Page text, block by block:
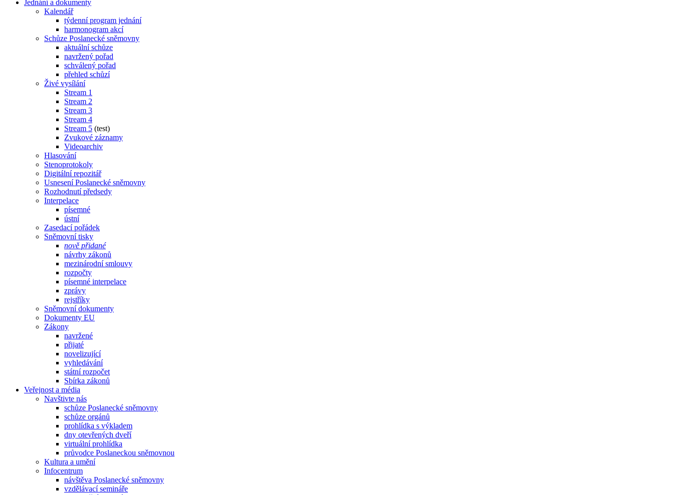
Jednání a dokumenty
Kalendář
týdenní program jednání
harmonogram akcí
Schůze Poslanecké sněmovny
aktuální schůze
navržený pořad
schválený pořad
přehled schůzí
Živé vysílání
Stream 1
Stream 2
Stream 3
Stream 4
Stream 5 (test)
Zvukové záznamy
Videoarchiv
Hlasování
Stenoprotokoly
Digitální repozitář
Usnesení Poslanecké sněmovny
Rozhodnutí předsedy
Interpelace
písemné
ústní
Zasedací pořádek
Sněmovní tisky
nově přidané
návrhy zákonů
mezinárodní smlouvy
rozpočty
písemné interpelace
zprávy
rejstříky
Sněmovní dokumenty
Dokumenty EU
Zákony
navržené
přijaté
novelizující
vyhledávání
státní rozpočet
Sbírka zákonů
Veřejnost a média
Navštivte nás
schůze Poslanecké sněmovny
schůze orgánů
prohlídka s výkladem
dny otevřených dveří
virtuální prohlídka
průvodce Poslaneckou sněmovnou
Kultura a umění
Infocentrum
návštěva Poslanecké sněmovny
vzdělávací semináře